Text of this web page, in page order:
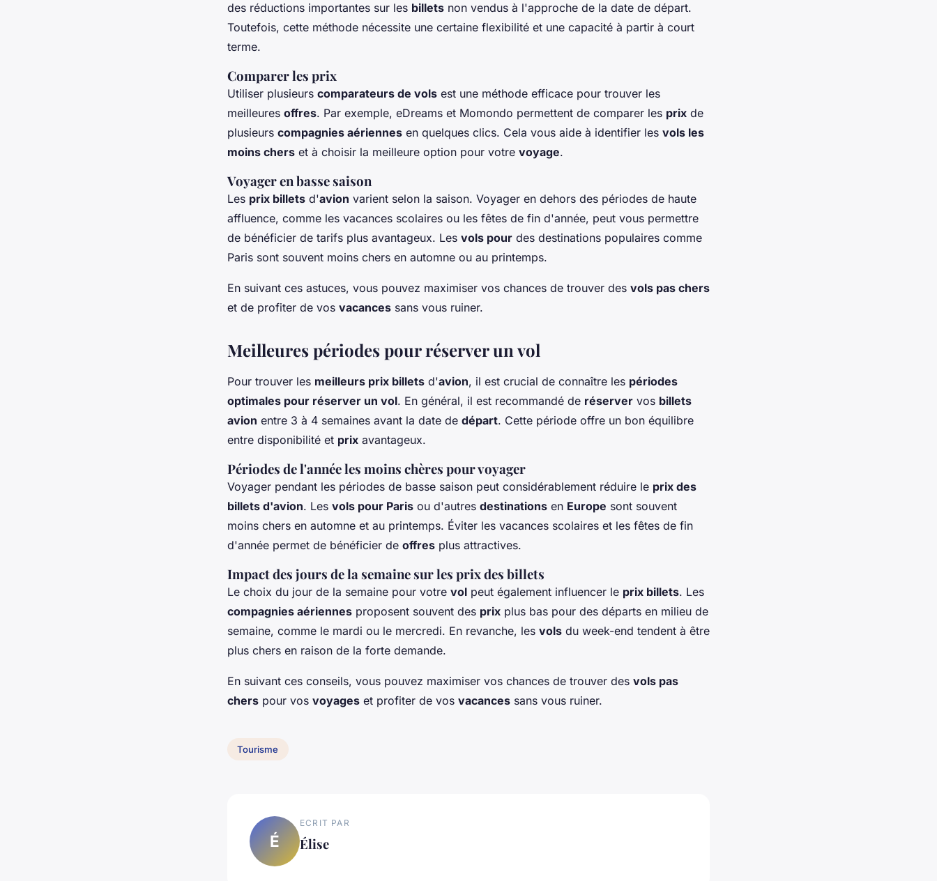
des réductions importantes sur les billets non vendus à l'approche de la date de départ.
Toutefois, cette méthode nécessite une certaine flexibilité et une capacité à partir à court
terme.
Comparer les prix
Utiliser plusieurs comparateurs de vols est une méthode efficace pour trouver les
meilleures offres. Par exemple, eDreams et Momondo permettent de comparer les prix de
plusieurs compagnies aériennes en quelques clics. Cela vous aide à identifier les vols les
moins chers et à choisir la meilleure option pour votre voyage.
Voyager en basse saison
Les prix billets d'avion varient selon la saison. Voyager en dehors des périodes de haute
affluence, comme les vacances scolaires ou les fêtes de fin d'année, peut vous permettre
de bénéficier de tarifs plus avantageux. Les vols pour des destinations populaires comme
Paris sont souvent moins chers en automne ou au printemps.
En suivant ces astuces, vous pouvez maximiser vos chances de trouver des vols pas chers
et de profiter de vos vacances sans vous ruiner.
Meilleures périodes pour réserver un vol
Pour trouver les meilleurs prix billets d'avion, il est crucial de connaître les périodes
optimales pour réserver un vol. En général, il est recommandé de réserver vos billets
avion entre 3 à 4 semaines avant la date de départ. Cette période offre un bon équilibre
entre disponibilité et prix avantageux.
Périodes de l'année les moins chères pour voyager
Voyager pendant les périodes de basse saison peut considérablement réduire le prix des
billets d'avion. Les vols pour Paris ou d'autres destinations en Europe sont souvent
moins chers en automne et au printemps. Éviter les vacances scolaires et les fêtes de fin
d'année permet de bénéficier de offres plus attractives.
Impact des jours de la semaine sur les prix des billets
Le choix du jour de la semaine pour votre vol peut également influencer le prix billets. Les
compagnies aériennes proposent souvent des prix plus bas pour des départs en milieu de
semaine, comme le mardi ou le mercredi. En revanche, les vols du week-end tendent à être
plus chers en raison de la forte demande.
En suivant ces conseils, vous pouvez maximiser vos chances de trouver des vols pas
chers pour vos voyages et profiter de vos vacances sans vous ruiner.
Tourisme
É
ECRIT PAR
Élise